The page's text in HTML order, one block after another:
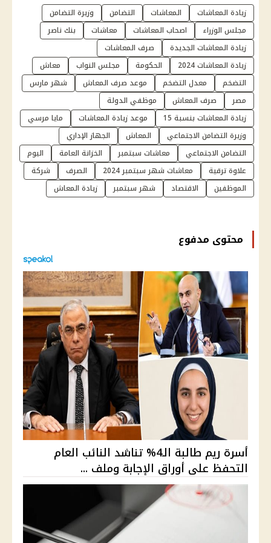
زيادة المعاشات المعاشات التضامن
وزيرة التضامن
مجلس الوزراء
اصحاب المعاشات معاشات
بنك ناصر
زيادة المعاشات الجديدة
صرف المعاشات
زيادة المعاشات 2024
الحكومة مجلس النواب
معاش
التضخم
معدل التضخم موعد صرف المعاش
شهر مارس
مصر
صرف المعاش
موظفي الدولة
زيادة المعاشات بنسبة 15
موعد زيادة المعاشات
مايا مرسي
وزيرة التضامن الاجتماعي
المعاش
الجهاز الإداري
التضامن الاجتماعي
معاشات سبتمبر الخزانة العامة
اليوم
علاوة ترقية
معاشات شهر سبتمبر 2024 الصرف
شركة
الموظفين
الاقتصاد شهر سبتمبر زيادة المعاش
محتوى مدفوع
أسرة ريم طالبة الـ4% تناشد النائب العام
التحفظ على أوراق الإجابة وملف ...